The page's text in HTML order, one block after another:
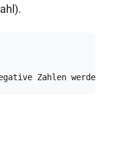
Zahlen werden